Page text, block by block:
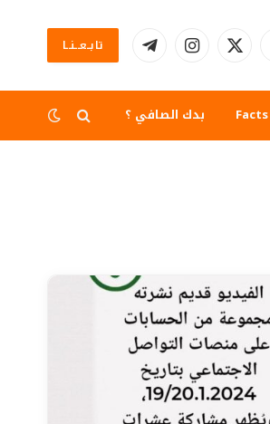
X الانستغرامتيلقرام تابــعــنــا
بدك الصافي ؟